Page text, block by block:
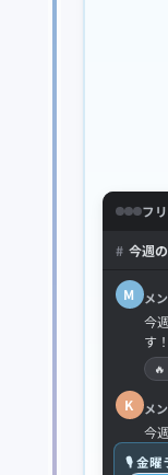
フ
# 今週
M メ
今
す！
🔥
K メ
今
🎙 金曜